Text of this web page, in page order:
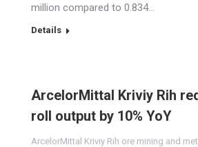
million compared to 0.834…
Details
ArcelorMittal Kriviy Rih
roll output by 10% YoY
ArcelorMittal Kriviy Rih ore mining and